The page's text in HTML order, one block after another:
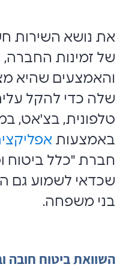
את נושא השירות
של זמינות החברה,
והאמצעים שהיא
שלה כדי להקל
טלפונית, בצ'אט,
באמצעות
חברת "כלל ביטוח
שכדאי לשמוע גם
בני משפחה.
השוואת ביטוח חובה